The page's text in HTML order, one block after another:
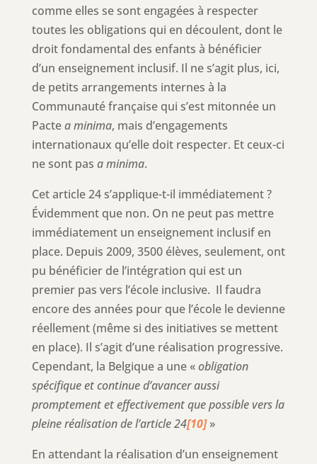
comme elles se sont engagées à respecter
toutes les obligations qui en découlent, dont le
droit fondamental des enfants à bénéficier
d’un enseignement inclusif. Il ne s’agit plus, ici,
de petits arrangements internes à la
Communauté française qui s’est mitonnée un
Pactea minima, mais d’engagements
internationaux qu’elle doit respecter. Et ceux-ci
ne sont pas a minima.
Cet article 24 s’applique-t-il immédiatement ?
Évidemment que non. On ne peut pas mettre
immédiatement un enseignement inclusif en
place. Depuis 2009, 3500 élèves, seulement, ont
pu bénéficier de l’intégration qui est un
premier pas vers l’école inclusive. Il faudra
encore des années pour que l’école le devienne
réellement (même si des initiatives se mettent
en place). Il s’agit d’une réalisation progressive.
Cependant, la Belgique a une «obligation
spécifique et continue d’avancer aussi
promptement et effectivement que possible vers la
pleine réalisation de l’article 24[10]»
En attendant la réalisation d’un enseignement